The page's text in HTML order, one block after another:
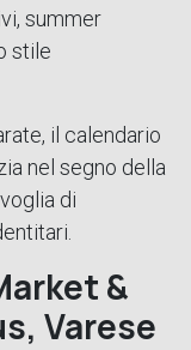
summer
stile
il calendario
nel segno della
di
&
Varese